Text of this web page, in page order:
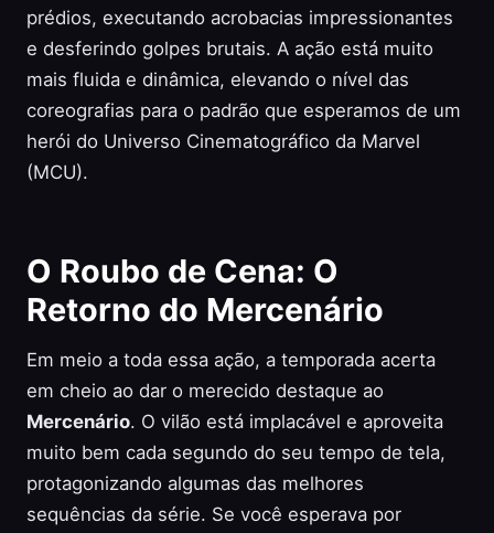
prédios, executando acrobacias impressionantes
e desferindo golpes brutais. A ação está muito
mais fluida e dinâmica, elevando o nível das
coreografias para o padrão que esperamos de um
herói do Universo Cinematográfico da Marvel
(MCU).
O Roubo de Cena: O
Retorno do Mercenário
Em meio a toda essa ação, a temporada acerta
em cheio ao dar o merecido destaque ao
Mercenário. O vilão está implacável e aproveita
muito bem cada segundo do seu tempo de tela,
protagonizando algumas das melhores
sequências da série. Se você esperava por